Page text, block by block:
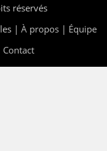
réservés
| À propos | Équipe
Contact